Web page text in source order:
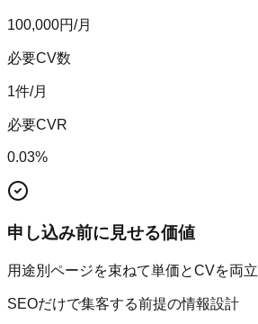
100,000円/月
必要CV数
1件/月
必要CVR
0.03%
申し込み前に見せる価値
用途別ページを束ねて単価とCVを両立
SEOだけで集客する前提の情報設計